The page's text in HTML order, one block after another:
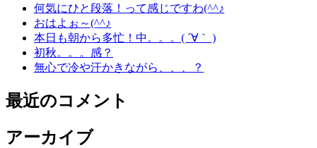
何気にひと段落！って感じですわ(^^♪
おはよぉ～(^^♪
本日も朝から多忙！中。。。( ´∀｀ )
初秋。。。感？
無心で冷や汗かきながら、、、？
最近のコメント
アーカイブ